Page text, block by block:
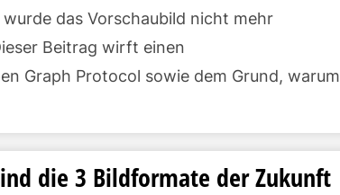
das Vorschaubild nicht mehr
Beitrag wirft einen
Graph Protocol sowie dem Grund, warum
die 3 Bildformate der Zukunft